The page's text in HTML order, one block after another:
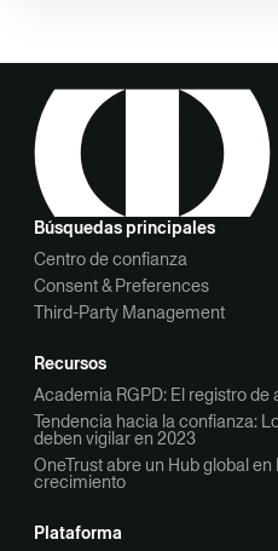
Búsquedas principales
Centro de confianza
Consent & Preferences
Third-Party Management
Recursos
Academia RGPD: El registro
Tendencia hacia la confianza:
deben vigilar en 2023
OneTrust abre un Hub global
crecimiento
Plataforma